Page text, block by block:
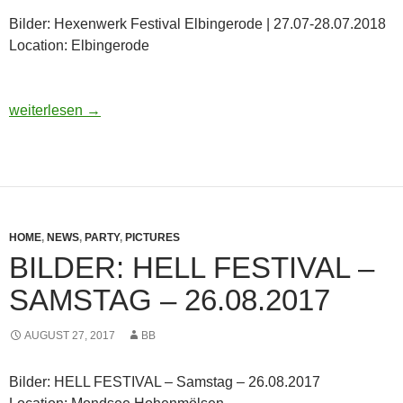
Bilder: Hexenwerk Festival Elbingerode | 27.07-28.07.2018
Location: Elbingerode
Bilder: Hexenwerk Festival Elbingerode | 27.07-28.07.2018
weiterlesen →
HOME, NEWS, PARTY, PICTURES
BILDER: HELL FESTIVAL –
SAMSTAG – 26.08.2017
AUGUST 27, 2017 BB
Bilder: HELL FESTIVAL – Samstag – 26.08.2017